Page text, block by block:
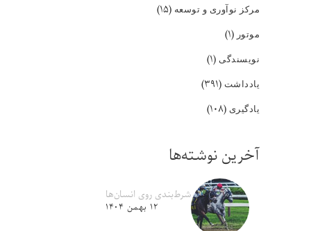
مرکز نوآوری و توسعه (۱۵)
موتور (۱)
نویسندگی (۱)
یادداشت (۳۹۱)
یادگیری (۱۰۸)
آخرین نوشته‌ها
شرط‌بندی روی انسان‌ها
۱۲ بهمن ۱۴۰۴